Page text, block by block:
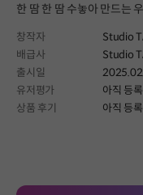
한 땀 한 땀 수놓아 만드는
창작자
Studio
배급사
Studio
출시일
유저평가
아직 등
상품 후기
아직 등